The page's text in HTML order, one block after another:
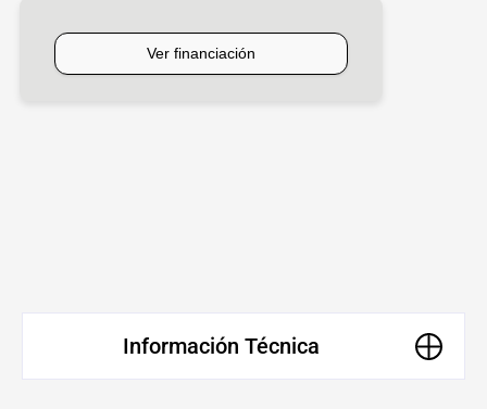
Información Técnica